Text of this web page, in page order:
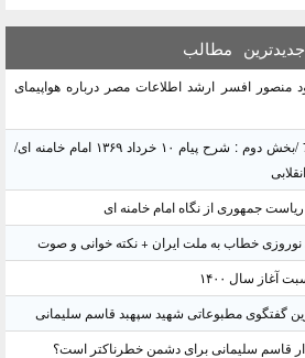
جدیدترین مطالب
منصور افسر ارشد اطلاعات مصر درباره هواپیمای
منشور گفتمان امام و انقلاب - 7 /بخش دوم : شرح پیام ۱۰ خرداد ۱۳۶۹ امام خامنه ای/
جمهوری از نگاه امام خامنه ای
نوروزی خطاب به ملت ایران + نکته خوانی و صوت
آغاز سال ۱۴۰۰
گفتگوی مطبوعاتی شهید سپهبد قاسم سلیمانی
قاسم سلیمانی برای دشمن خطرناکتر است؟